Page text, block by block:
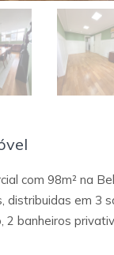
com 98m² na
distribuidas em 3
2 banheiros